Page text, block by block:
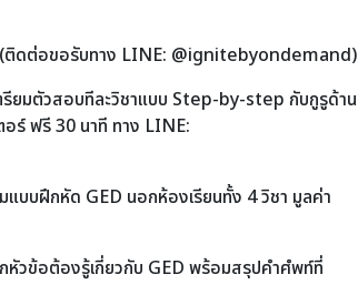
(ติดต่อขอรับทาง LINE: @ignitebyondemand)
รียมตัวสอบทีละวิชาแบบ Step-by-step กับกูรูด้าน
ร์ ฟรี 30 นาที ทาง LINE:
บบฝึกหัด GED นอกห้องเรียนทั้ง 4 วิชา มูลค่า
วข้อต้องรู้เกี่ยวกับ GED พร้อมสรุปคำศํพท์ที่